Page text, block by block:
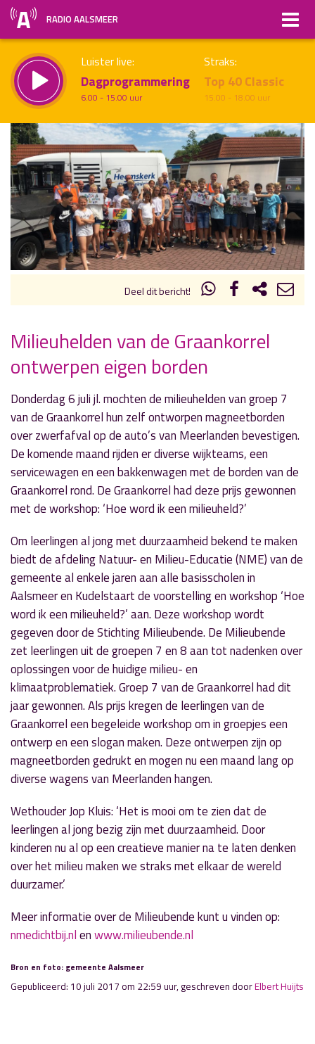
RADIO AALSMEER
Luister live:
Dagprogrammering
6.00 - 15.00 uur
Straks:
Top 40 Classic
15.00 - 18.00 uur
Vorig uur uur 1 van x Volgend uur
Inklappen
Deel dit bericht!
« Vorig nieuwsbericht
10 jaar 'Nerdalert' met Marcel en Marjolein
10 juli 2017
» Volgend nieuwsbericht
Inbrekers gaan niet met vakantie!
11 juli 2017
Milieuhelden van de Graankorrel
ontwerpen eigen borden
Donderdag 6 juli jl. mochten de milieuhelden van groep 7
van de Graankorrel hun zelf ontworpen magneetborden
over zwerfafval op de auto’s van Meerlanden bevestigen.
De komende maand rijden er diverse wijkteams, een
servicewagen en een bakkenwagen met de borden van de
Graankorrel rond. De Graankorrel had deze prijs gewonnen
met de workshop: ‘Hoe word ik een milieuheld?’
Om leerlingen al jong met duurzaamheid bekend te maken
biedt de afdeling Natuur- en Milieu-Educatie (NME) van de
gemeente al enkele jaren aan alle basisscholen in
Aalsmeer en Kudelstaart de voorstelling en workshop ‘Hoe
word ik een milieuheld?’ aan. Deze workshop wordt
gegeven door de Stichting Milieubende. De Milieubende
zet leerlingen uit de groepen 7 en 8 aan tot nadenken over
oplossingen voor de huidige milieu- en
klimaatproblematiek. Groep 7 van de Graankorrel had dit
jaar gewonnen. Als prijs kregen de leerlingen van de
Graankorrel een begeleide workshop om in groepjes een
ontwerp en een slogan maken. Deze ontwerpen zijn op
magneetborden gedrukt en mogen nu een maand lang op
diverse wagens van Meerlanden hangen.
Wethouder Jop Kluis: ‘Het is mooi om te zien dat de
leerlingen al jong bezig zijn met duurzaamheid. Door
kinderen nu al op een creatieve manier na te laten denken
over het milieu maken we straks met elkaar de wereld
duurzamer.’
Meer informatie over de Milieubende kunt u vinden op:
nmedichtbij.nlenwww.milieubende.nl
Bron en foto: gemeente Aalsmeer
Gepubliceerd: 10 juli 2017 om 22:59 uur, geschreven doorElbert Huijts